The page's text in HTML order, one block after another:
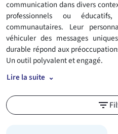
communication dans divers
professionnels ou
communautaires. Leur
véhiculer des messages
durable répond aux
Un outil polyvalent et engagé.
Lire la suite
Découvrez notre filter_list